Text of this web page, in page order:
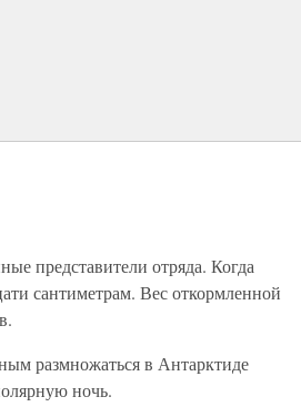
представители отряда. Когда
сантиметрам. Вес откормленной
размножаться в Антарктиде
ночь.